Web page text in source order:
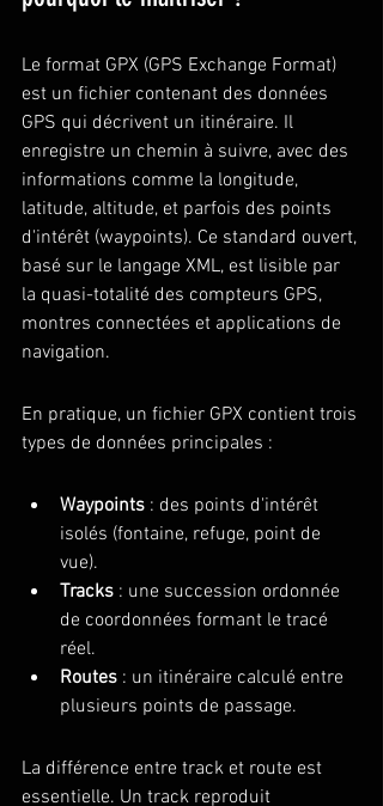
Le format GPX (GPS Exchange Format)
est un fichier contenant des données
GPS qui décrivent un itinéraire. Il
enregistre un chemin à suivre, avec des
informations comme la longitude,
latitude, altitude, et parfois des points
d'intérêt (waypoints). Ce standard ouvert,
basé sur le langage XML, est lisible par
la quasi-totalité des compteurs GPS,
montres connectées et applications de
navigation.
En pratique, un fichier GPX contient trois
types de données principales :
Waypoints : des points d'intérêt
isolés (fontaine, refuge, point de
vue).
Tracks : une succession ordonnée
de coordonnées formant le tracé
réel.
Routes : un itinéraire calculé entre
plusieurs points de passage.
La différence entre track et route est
essentielle. Un track reproduit